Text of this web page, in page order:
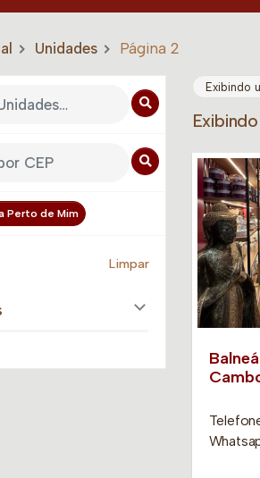
Unidades Página 2
Perto de Mim
Limpar
Exibindo